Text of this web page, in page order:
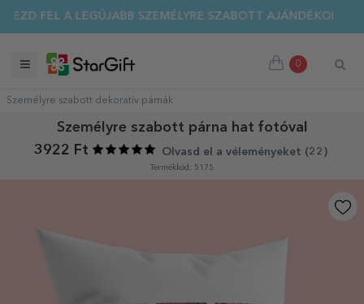
FEL A LEGÚJABB SZEMÉLYRE SZABOTT AJÁNDÉKOKAT!
0
Személyre szabott dekoratív párnák
Személyre szabott párna hat fotóval
3922 Ft
Olvasd el a véleményeket (22 )
Termékkód: 5175